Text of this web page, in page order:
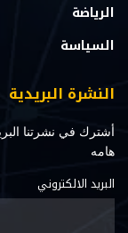
الرياضة
السياسة
النشرة البريدية
أشترك في نشرتنا
هامه
البريد الالكتروني